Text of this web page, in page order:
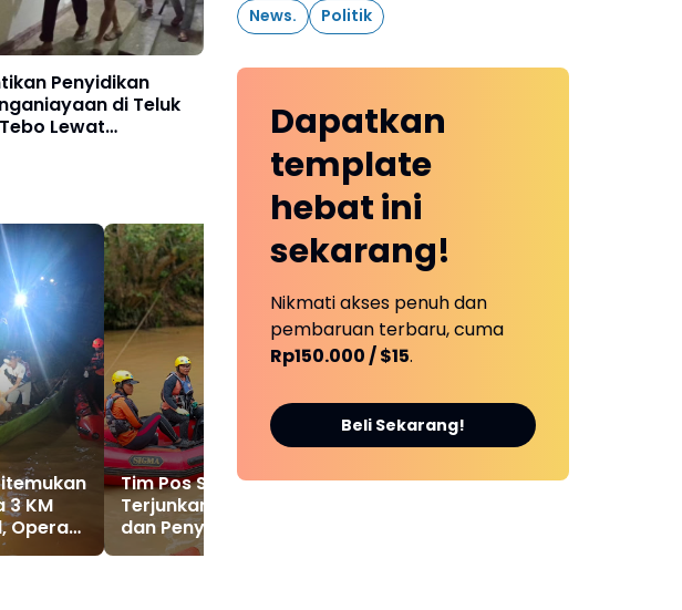
Penyidikan
di Teluk
Lewat
3 KM
Operasi
Tantan
Tim Pos SAR Bungo
Terjunkan Perahu Karet
dan Penyelam Cari Nenek
Zaimah yang Tenggelam
Kesabaran Habis! Tiga
Desa di Tebo Sepakat
Bertanggung Jawab
News.
Politik
Dapatkan
template
hebat ini
sekarang!
Nikmati akses penuh dan
pembaruan terbaru, cuma
Rp150.000 / $15.
Beli Sekarang!